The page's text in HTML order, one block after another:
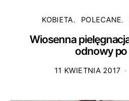
KOBIETA POLECANE
Wiosenna
odnowy po
11 KWIETNIA 2017